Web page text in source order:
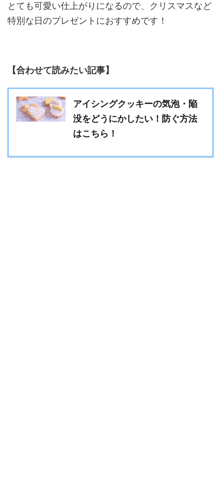
とても可愛い仕上がりになるので、クリスマスなど
特別な日のプレゼントにおすすめです！
【合わせて読みたい記事】
アイシングクッキーの気泡・陥
没をどうにかしたい！防ぐ方法
はこちら！